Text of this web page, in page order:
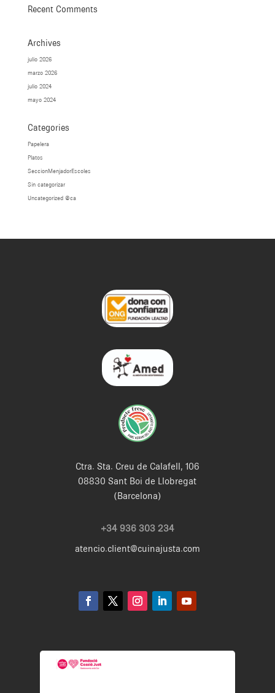
Recent Comments
Archives
julio 2026
marzo 2026
julio 2024
mayo 2024
Categories
Papelera
Platos
SeccionMenjadorEscoles
Sin categorizar
Uncategorized @ca
Ctra. Sta. Creu de Calafell, 106
08830 Sant Boi de Llobregat
(Barcelona)
+34 936 303 234
atencio.client@cuinajusta.com